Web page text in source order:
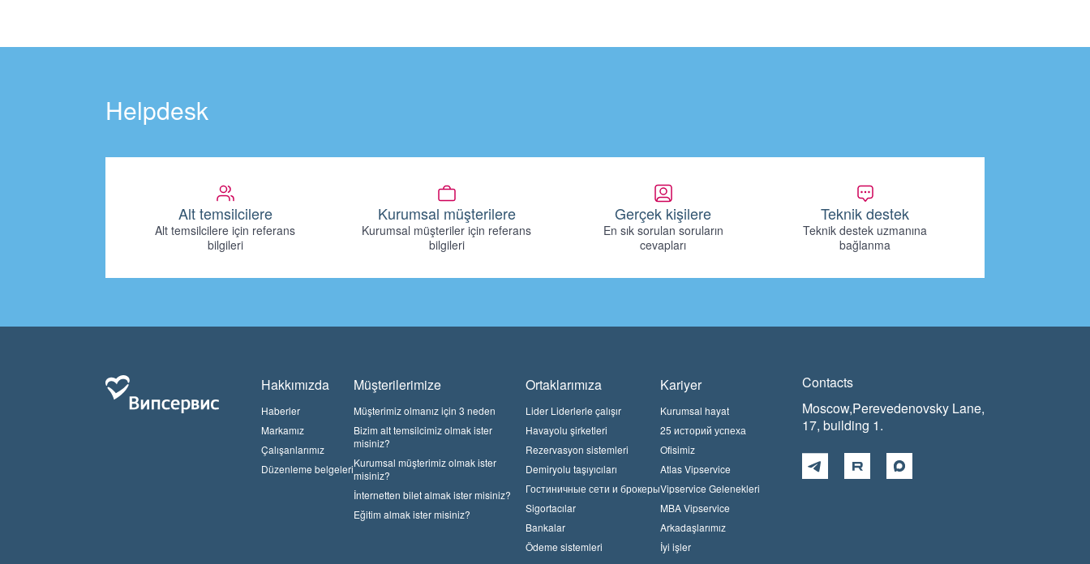
Helpdesk
Alt temsilcilere
Alt temsilcilere için referans
bilgileri
Kurumsal müşterilere
Kurumsal müşteriler için referans
bilgileri
Gerçek kişilere
En sık sorulan soruların
cevapları
Teknik destek
Teknik destek uzmanına
bağlanma
Hakkımızda
Haberler
Markamız
Çalışanlarımız
Düzenleme belgeleri
Müşterilerimize
Müşterimiz olmanız için 3 neden
Bizim alt temsilcimiz olmak ister
misiniz?
Kurumsal müşterimiz olmak ister
misiniz?
İnternetten bilet almak ister misiniz?
Eğitim almak ister misiniz?
Ortaklarımıza
Lider Liderlerle çalışır
Havayolu şirketleri
Rezervasyon sistemleri
Demiryolu taşıyıcıları
Гостиничные сети и брокеры
Sigortacılar
Bankalar
Ödeme sistemleri
Kariyer
Kurumsal hayat
25 историй успеха
Ofisimiz
Atlas Vipservice
Vipservice Gelenekleri
MBA Vipservice
Arkadaşlarımız
İyi işler
Contacts
Moscow,Perevedenovsky Lane,
17, building 1.